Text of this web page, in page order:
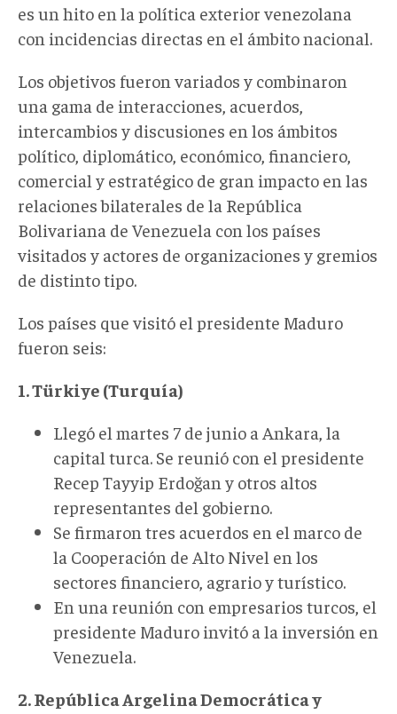
es un hito en la política exterior venezolana
con incidencias directas en el ámbito nacional.
Los objetivos fueron variados y combinaron
una gama de interacciones, acuerdos,
intercambios y discusiones en los ámbitos
político, diplomático, económico, financiero,
comercial y estratégico de gran impacto en las
relaciones bilaterales de la República
Bolivariana de Venezuela con los países
visitados y actores de organizaciones y gremios
de distinto tipo.
Los países que visitó el presidente Maduro
fueron seis:
1. Türkiye (Turquía)
Llegó el martes 7 de junio a Ankara, la
capital turca. Se reunió con el presidente
Recep Tayyip Erdoğan y otros altos
representantes del gobierno.
Se firmaron tres acuerdos en el marco de
la Cooperación de Alto Nivel en los
sectores financiero, agrario y turístico.
En una reunión con empresarios turcos, el
presidente Maduro invitó a la inversión en
Venezuela.
2. República Argelina Democrática y